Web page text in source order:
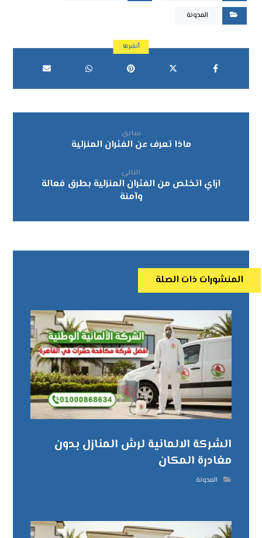
المدونة
سابق
ماذا تعرف عن الفئران المنزلية
التالي
ازاي اتخلص من الفئران المنزلية بطرق فعالة
وآمنة
المنشورات ذات الصلة
الشركة الالمانية لرش المنازل بدون
مغادرة المكان
المدونة